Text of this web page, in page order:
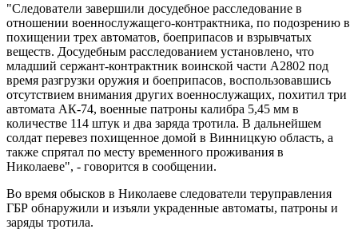
"Следователи завершили досудебное расследование в
отношении военнослужащего-контрактника, по подозрению в
похищении трех автоматов, боеприпасов и взрывчатых
веществ. Досудебным расследованием установлено, что
младший сержант-контрактник воинской части А2802 под
время разгрузки оружия и боеприпасов, воспользовавшись
отсутствием внимания других военнослужащих, похитил три
автомата АК-74, военные патроны калибра 5,45 мм в
количестве 114 штук и два заряда тротила. В дальнейшем
солдат перевез похищенное домой в Винницкую область, а
также спрятал по месту временного проживания в
Николаеве", - говорится в сообщении.
Во время обысков в Николаеве следователи теруправления
ГБР обнаружили и изъяли украденные автоматы, патроны и
заряды тротила.